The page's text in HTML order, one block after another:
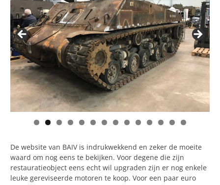
De website van BAIV is indrukwekkend en zeker de moeite
waard om nog eens te bekijken. Voor degene die zijn
restauratieobject eens echt wil upgraden zijn er nog enkele
leuke gereviseerde motoren te koop. Voor een paar euro